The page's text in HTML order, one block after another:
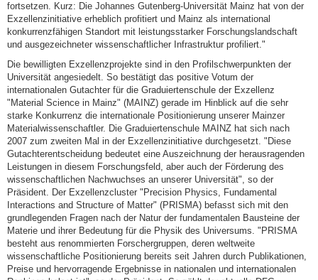
fortsetzen. Kurz: Die Johannes Gutenberg-Universität Mainz hat von der
Exzellenzinitiative erheblich profitiert und Mainz als international
konkurrenzfähigen Standort mit leistungsstarker Forschungslandschaft
und ausgezeichneter wissenschaftlicher Infrastruktur profiliert."
Die bewilligten Exzellenzprojekte sind in den Profilschwerpunkten der
Universität angesiedelt. So bestätigt das positive Votum der
internationalen Gutachter für die Graduiertenschule der Exzellenz
"Material Science in Mainz" (MAINZ) gerade im Hinblick auf die sehr
starke Konkurrenz die internationale Positionierung unserer Mainzer
Materialwissenschaftler. Die Graduiertenschule MAINZ hat sich nach
2007 zum zweiten Mal in der Exzellenzinitiative durchgesetzt. "Diese
Gutachterentscheidung bedeutet eine Auszeichnung der herausragenden
Leistungen in diesem Forschungsfeld, aber auch der Förderung des
wissenschaftlichen Nachwuchses an unserer Universität", so der
Präsident. Der Exzellenzcluster "Precision Physics, Fundamental
Interactions and Structure of Matter" (PRISMA) befasst sich mit den
grundlegenden Fragen nach der Natur der fundamentalen Bausteine der
Materie und ihrer Bedeutung für die Physik des Universums. "PRISMA
besteht aus renommierten Forschergruppen, deren weltweite
wissenschaftliche Positionierung bereits seit Jahren durch Publikationen,
Preise und hervorragende Ergebnisse in nationalen und internationalen